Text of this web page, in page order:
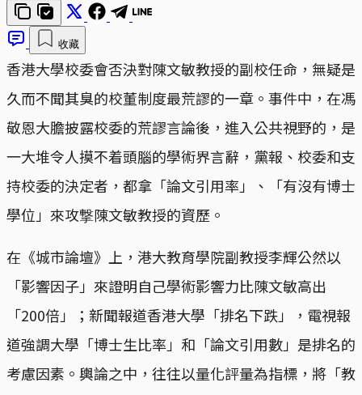
收藏
香港大學校委會否決對陳文敏教授的副校任命，無疑是
久而不聞其臭的校董制度最荒謬的一章。事件中，在馮
敬恩大膽披露校委的荒謬言論後，進入公共視野的，是
一大堆令人摸不着頭腦的學術界言辭，黨報、校委和支
持校委的決定者，都拿「論文引用率」、「有沒有博士
學位」來攻撃陳文敏教授的資歷。
在《城市論壇》上，港大教育學院副教授李輝公然以
「影響因子」來證明自己學術影響力比陳文敏高出
「200倍」；新聞報道香港大學「排名下跌」，電視報
道強調大學「博士生比率」和「論文引用數」是排名的
考慮因素。輿論之中，往往以量化評量為指標，將「教